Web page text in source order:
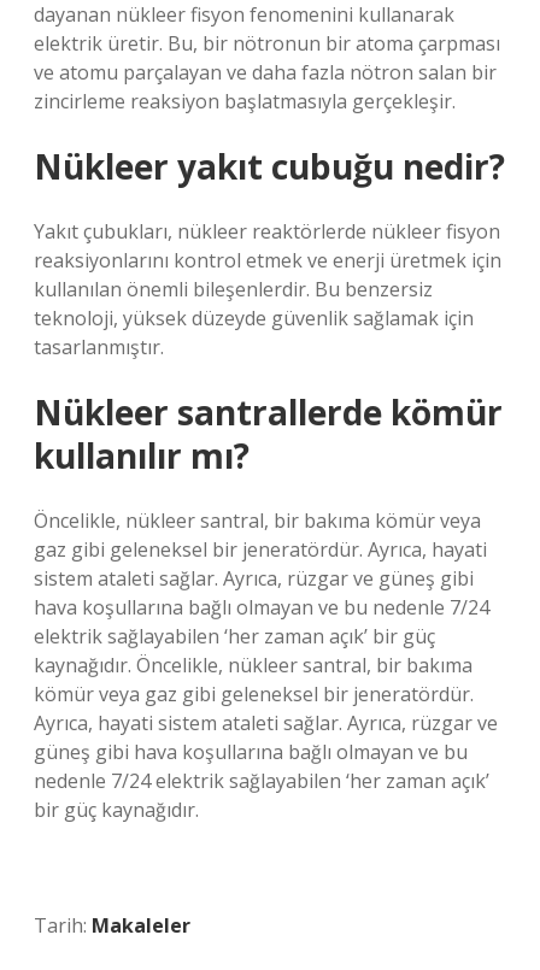
dayanan nükleer fisyon fenomenini kullanarak
elektrik üretir. Bu, bir nötronun bir atoma çarpması
ve atomu parçalayan ve daha fazla nötron salan bir
zincirleme reaksiyon başlatmasıyla gerçekleşir.
Nükleer yakıt cubuğu nedir?
Yakıt çubukları, nükleer reaktörlerde nükleer fisyon
reaksiyonlarını kontrol etmek ve enerji üretmek için
kullanılan önemli bileşenlerdir. Bu benzersiz
teknoloji, yüksek düzeyde güvenlik sağlamak için
tasarlanmıştır.
Nükleer santrallerde kömür
kullanılır mı?
Öncelikle, nükleer santral, bir bakıma kömür veya
gaz gibi geleneksel bir jeneratördür. Ayrıca, hayati
sistem ataleti sağlar. Ayrıca, rüzgar ve güneş gibi
hava koşullarına bağlı olmayan ve bu nedenle 7/24
elektrik sağlayabilen ‘her zaman açık’ bir güç
kaynağıdır. Öncelikle, nükleer santral, bir bakıma
kömür veya gaz gibi geleneksel bir jeneratördür.
Ayrıca, hayati sistem ataleti sağlar. Ayrıca, rüzgar ve
güneş gibi hava koşullarına bağlı olmayan ve bu
nedenle 7/24 elektrik sağlayabilen ‘her zaman açık’
bir güç kaynağıdır.
Tarih: Makaleler